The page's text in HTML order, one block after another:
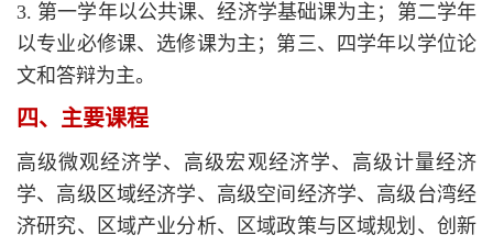
3. 第一学年以公共课、经济学基础课为主；第二学年
以专业必修课、选修课为主；第三、四学年以学位论
文和答辩为主。
四、主要课程
高级微观经济学、高级宏观经济学、高级计量经济
学、高级区域经济学、高级空间经济学、高级台湾经
济研究、区域产业分析、区域政策与区域规划、创新